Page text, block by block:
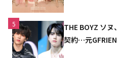
5
THE BOYZ ソ
契約…元